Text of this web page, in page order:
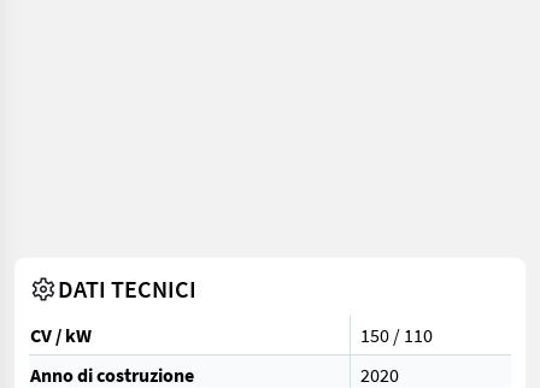
DATI TECNICI
CV / kW
150 / 110
Anno di costruzione
2020